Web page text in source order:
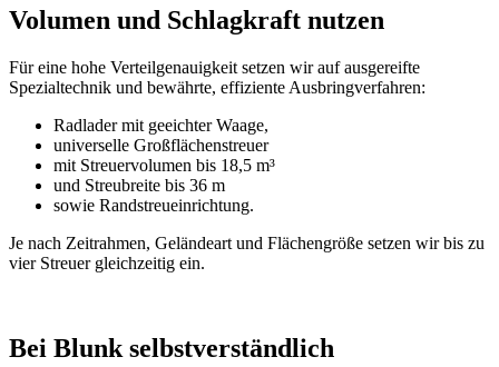
Volumen und Schlagkraft nutzen
Für eine hohe Verteilgenauigkeit setzen wir auf ausgereifte
Spezialtechnik und bewährte, effiziente Ausbringverfahren:
Radlader mit geeichter Waage,
universelle Großflächenstreuer
mit Streuervolumen bis 18,5 m³
und Streubreite bis 36 m
sowie Randstreueinrichtung.
Je nach Zeitrahmen, Geländeart und Flächengröße setzen wir bis zu
vier Streuer gleichzeitig ein.
Bei Blunk selbstverständlich